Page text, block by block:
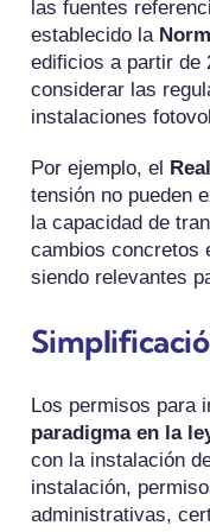
las fuentes
establecido la
edificios a partir de
considerar las
instalaciones
Por ejemplo, el
tensión no pueden
la capacidad de
cambios concretos
siendo relevantes
Los permisos para
paradigma en la
con la instalación
instalación,
administrativas,